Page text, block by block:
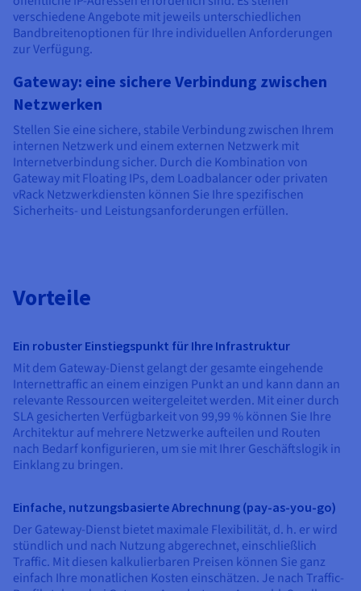
Preise
Verfügbarkeit nach Regionen
Dokumentation
Roadmap und Changelog
Monitoring
Roadmap und Changelog
Dokumentation
Roadmap und Changelog
Roadmap und Changelog
Roadmap und Changelog
verschiedene Angebote mit jeweils unterschiedlichen
Bandbreitenoptionen für Ihre individuellen Anforderungen
zur Verfügung.
Gateway: eine sichere Verbindung zwischen
Netzwerken
Stellen Sie eine sichere, stabile Verbindung zwischen Ihrem
internen Netzwerk und einem externen Netzwerk mit
Internetverbindung sicher. Durch die Kombination von
Gateway mit Floating IPs, dem Loadbalancer oder privaten
vRack Netzwerkdiensten können Sie Ihre spezifischen
Sicherheits- und Leistungsanforderungen erfüllen.
Vorteile
Ein robuster Einstiegspunkt für Ihre Infrastruktur
Mit dem Gateway-Dienst gelangt der gesamte eingehende
Internettraffic an einem einzigen Punkt an und kann dann an
relevante Ressourcen weitergeleitet werden. Mit einer durch
SLA gesicherten Verfügbarkeit von 99,99 % können Sie Ihre
Architektur auf mehrere Netzwerke aufteilen und Routen
nach Bedarf konfigurieren, um sie mit Ihrer Geschäftslogik in
Einklang zu bringen.
Einfache, nutzungsbasierte Abrechnung (pay-as-you-go)
Der Gateway-Dienst bietet maximale Flexibilität, d. h. er wird
stündlich und nach Nutzung abgerechnet, einschließlich
Traffic. Mit diesen kalkulierbaren Preisen können Sie ganz
einfach Ihre monatlichen Kosten einschätzen. Je nach Traffic-